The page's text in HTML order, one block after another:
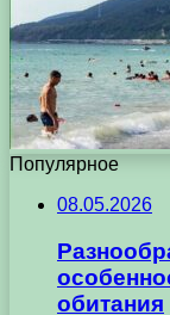
Популярное
08.05.2026
обитания